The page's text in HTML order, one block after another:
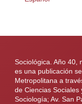
Sociológica. Año 40,
es una publicación
Metropolitana a
de Ciencias
Sociología; Av. San